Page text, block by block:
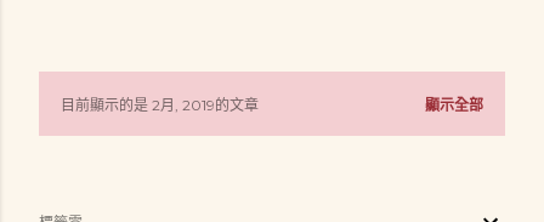
發
目前顯示的是 2月, 2019的文章 顯示全部